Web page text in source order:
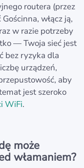
routera (przez
włącz ją,
w razie potrzeby
— Twoja sieć jest
bez ryzyka dla
urządzeń,
aby
jest szeroko
WiFi.
może
włamaniem?